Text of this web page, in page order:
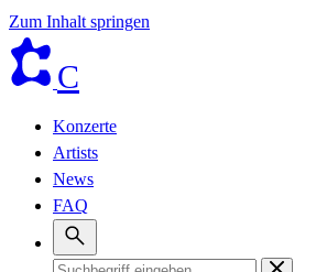
Zum Inhalt springen
C
Konzerte
Artists
News
FAQ